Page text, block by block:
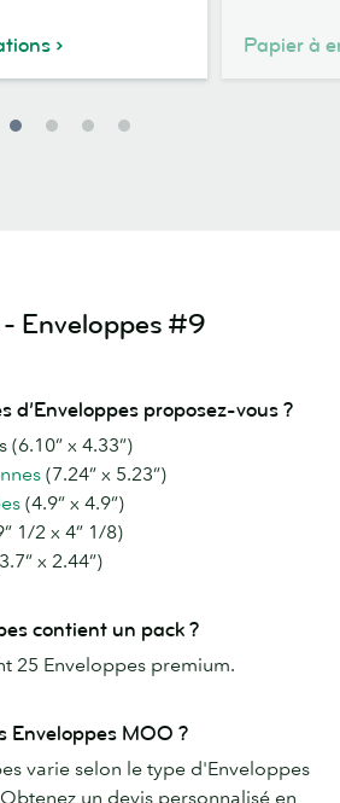
Papier à
- Enveloppes #9
d’Enveloppes proposez-vous ?
s (6.10” x 4.33”)
(7.24” x 5.23”)
(4.9” x 4.9”)
1/2 x 4” 1/8)
x 2.44”)
contient un pack ?
25 Enveloppes premium.
Enveloppes MOO ?
varie selon le type d'Enveloppes
un devis personnalisé en